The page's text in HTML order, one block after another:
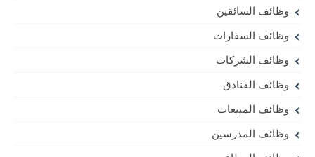
وظائف السائقين
وظائف السفارات
وظائف الشركات
وظائف الفنادق
وظائف المبيعات
وظائف المدرسين